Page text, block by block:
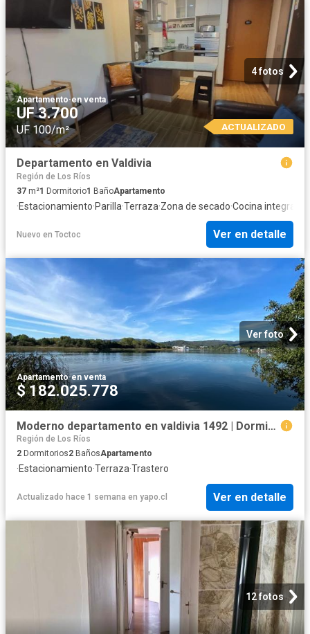
4 fotos
Apartamento·en venta
UF 3.700
UF 100/m² ACTUALIZADO
Departamento en Valdivia
Región de Los Ríos
37 m²1 Dormitorio1 BañoApartamento
·Estacionamiento·Parilla·Terraza·Zona de secado·Cocina integral
Nuevo en Toctoc Ver en detalle
Ver foto
Apartamento·en venta
$ 182.025.778
Moderno departamento en valdivia 1492 | Dormitorios por 4700.00 en Valdivia
Región de Los Ríos
2 Dormitorios2 BañosApartamento
·Estacionamiento·Terraza·Trastero
Actualizado hace 1 semana en yapo.cl Ver en detalle
12 fotos